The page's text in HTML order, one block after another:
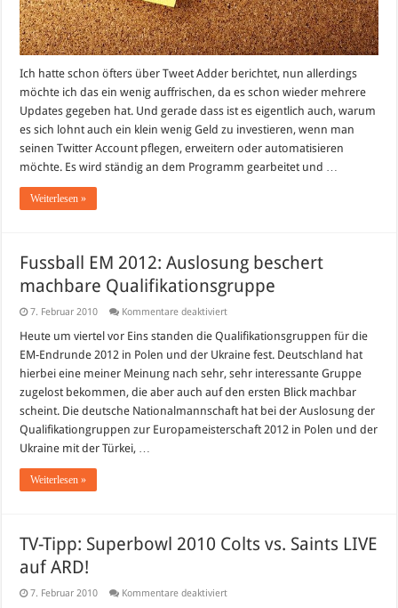
Ich hatte schon öfters über Tweet Adder berichtet, nun allerdings
möchte ich das ein wenig auffrischen, da es schon wieder mehrere
Updates gegeben hat. Und gerade dass ist es eigentlich auch, warum
es sich lohnt auch ein klein wenig Geld zu investieren, wenn man
seinen Twitter Account pflegen, erweitern oder automatisieren
möchte. Es wird ständig an dem Programm gearbeitet und …
Weiterlesen »
Fussball EM 2012: Auslosung beschert
machbare Qualifikationsgruppe
7. Februar 2010 Kommentare deaktiviertfür
EM
Auslosung
beschert
machbare
Qualifikationsgruppe
Heute um viertel vor Eins standen die Qualifikationsgruppen für die
EM-Endrunde 2012 in Polen und der Ukraine fest. Deutschland hat
hierbei eine meiner Meinung nach sehr, sehr interessante Gruppe
zugelost bekommen, die aber auch auf den ersten Blick machbar
scheint. Die deutsche Nationalmannschaft hat bei der Auslosung der
Qualifikationgruppen zur Europameisterschaft 2012 in Polen und der
Ukraine mit der Türkei, …
Weiterlesen »
TV-Tipp: Superbowl 2010 Colts vs. Saints LIVE
auf ARD!
7. Februar 2010 Kommentare deaktiviertfür